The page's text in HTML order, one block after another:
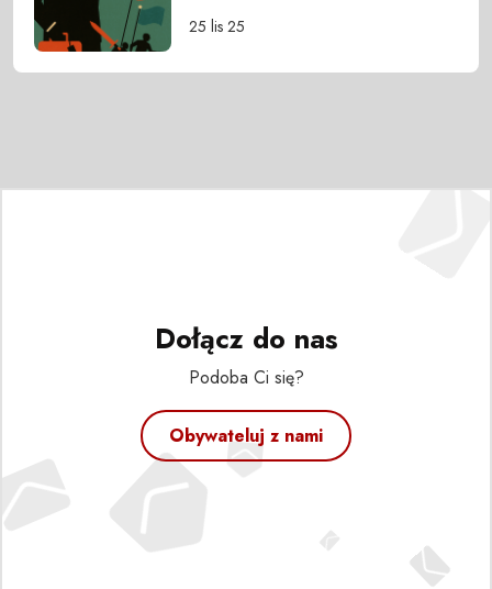
25 lis 25
Dołącz do nas
Podoba Ci się?
Obywateluj z nami